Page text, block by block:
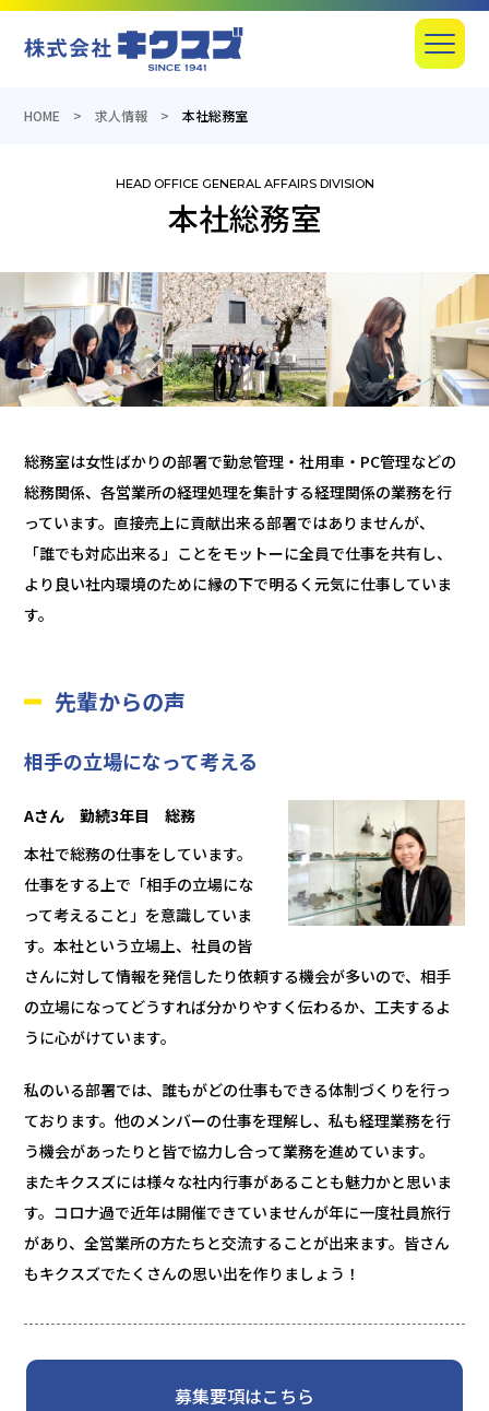
産業機器の総合商社のキクスズ Menu
HOME 求人情報 本社総務室
本社総務室
総務室は女性ばかりの部署で勤怠管理・社用車・PC管理などの
総務関係、各営業所の経理処理を集計する経理関係の業務を行
っています。直接売上に貢献出来る部署ではありませんが、
「誰でも対応出来る」ことをモットーに全員で仕事を共有し、
より良い社内環境のために縁の下で明るく元気に仕事していま
す。
先輩からの声
相手の立場になって考える
Aさん 勤続3年目総務
本社で総務の仕事をしています。
仕事をする上で「相手の立場にな
って考えること」を意識していま
す。本社という立場上、社員の皆
さんに対して情報を発信したり依頼する機会が多いので、相手
の立場になってどうすれば分かりやすく伝わるか、工夫するよ
うに心がけています。
私のいる部署では、誰もがどの仕事もできる体制づくりを行っ
ております。他のメンバーの仕事を理解し、私も経理業務を行
う機会があったりと皆で協力し合って業務を進めています。
またキクスズには様々な社内行事があることも魅力かと思いま
す。コロナ過で近年は開催できていませんが年に一度社員旅行
があり、全営業所の方たちと交流することが出来ます。皆さん
もキクスズでたくさんの思い出を作りましょう！
募集要項はこちら